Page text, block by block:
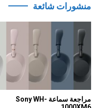
منشورات شائعة
مراجعة سماعة Sony WH-